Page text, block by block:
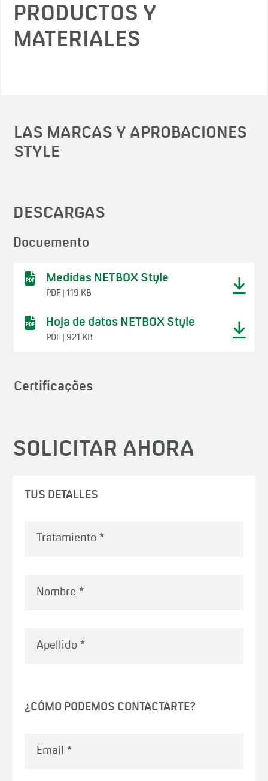
PRODUCTOS Y
MATERIALES
LAS MARCAS Y APROBACIONES
STYLE
DESCARGAS
Docuemento
Medidas NETBOX Style
PDF | 119 KB
Hoja de datos NETBOX Style
PDF | 921 KB
Certificações
SOLICITAR AHORA
TUS DETALLES
Nombre *
Apellido *
¿CÓMO PODEMOS CONTACTARTE?
Email *